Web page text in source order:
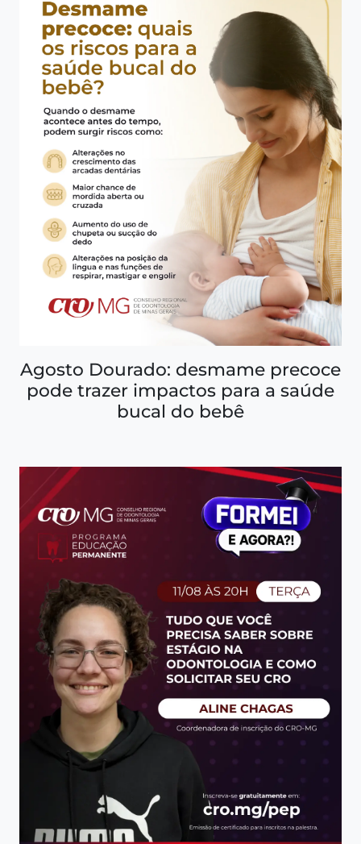
Agosto Dourado: desmame precoce
pode trazer impactos para a saúde
bucal do bebê